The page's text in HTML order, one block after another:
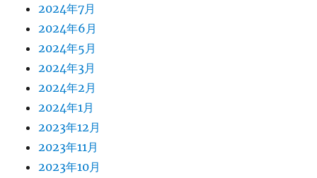
2024年7月
2024年6月
2024年5月
2024年3月
2024年2月
2024年1月
2023年12月
2023年11月
2023年10月